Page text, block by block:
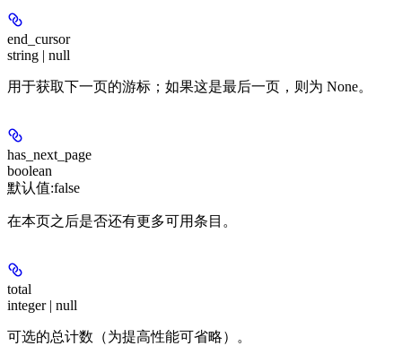
end_cursor
string | null
用于获取下一页的游标；如果这是最后一页，则为 None。
has_next_page
boolean
默认值:false
在本页之后是否还有更多可用条目。
total
integer | null
可选的总计数（为提高性能可省略）。